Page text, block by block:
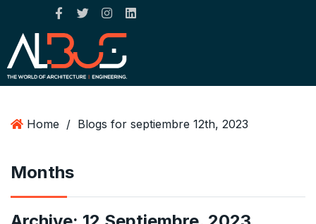
Home / Blogs for septiembre 12th, 2023
Months